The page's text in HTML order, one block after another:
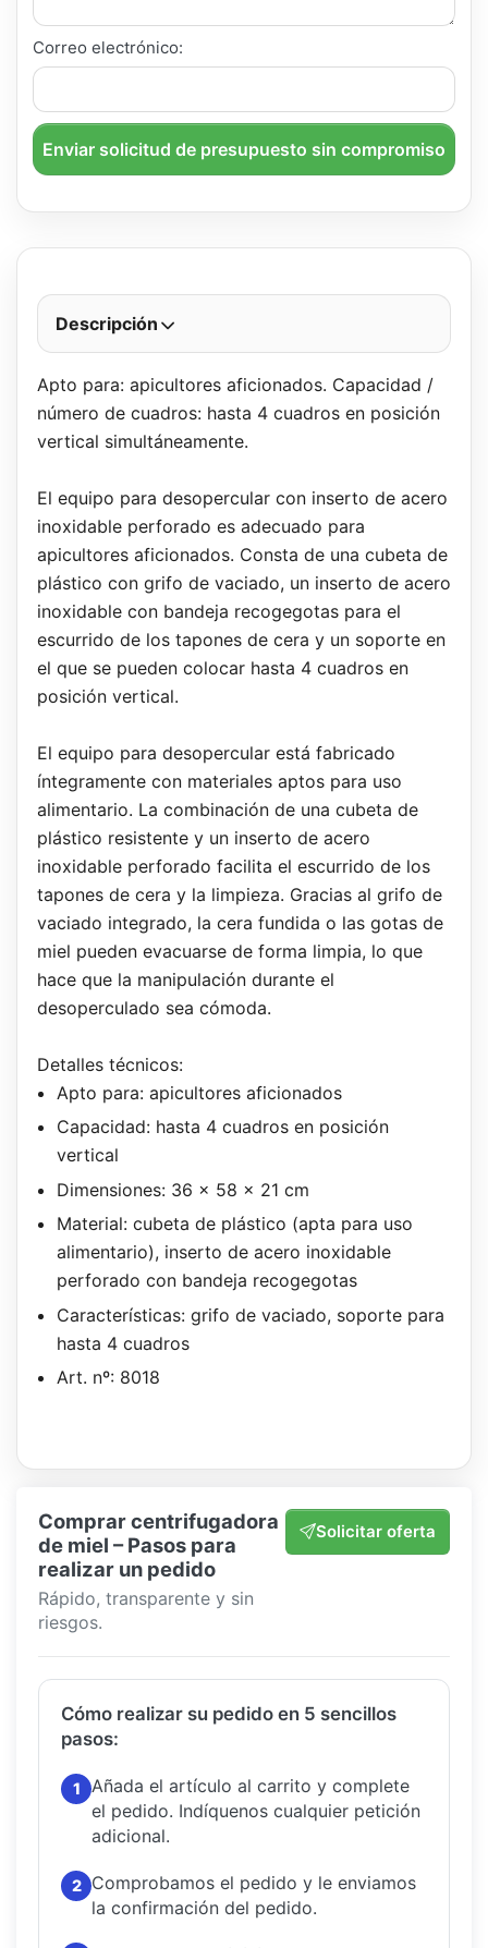
Correo electrónico:
Enviar solicitud de presupuesto sin compromiso
Descripción
Apto para: apicultores aficionados. Capacidad /
número de cuadros: hasta 4 cuadros en posición
vertical simultáneamente.
El equipo para desopercular con inserto de acero
inoxidable perforado es adecuado para
apicultores aficionados. Consta de una cubeta de
plástico con grifo de vaciado, un inserto de acero
inoxidable con bandeja recogegotas para el
escurrido de los tapones de cera y un soporte en
el que se pueden colocar hasta 4 cuadros en
posición vertical.
El equipo para desopercular está fabricado
íntegramente con materiales aptos para uso
alimentario. La combinación de una cubeta de
plástico resistente y un inserto de acero
inoxidable perforado facilita el escurrido de los
tapones de cera y la limpieza. Gracias al grifo de
vaciado integrado, la cera fundida o las gotas de
miel pueden evacuarse de forma limpia, lo que
hace que la manipulación durante el
desoperculado sea cómoda.
Detalles técnicos:
Apto para: apicultores aficionados
Capacidad: hasta 4 cuadros en posición
vertical
Dimensiones: 36 x 58 x 21 cm
Material: cubeta de plástico (apta para uso
alimentario), inserto de acero inoxidable
perforado con bandeja recogegotas
Características: grifo de vaciado, soporte para
hasta 4 cuadros
Art. nº: 8018
Comprar centrifugadora
de miel – Pasos para
realizar un pedido
Rápido, transparente y sin
riesgos.
Solicitar oferta
Cómo realizar su pedido en 5 sencillos
pasos:
1
Añada el artículo al carrito y complete
el pedido. Indíquenos cualquier petición
adicional.
2
Comprobamos el pedido y le enviamos
la confirmación del pedido.